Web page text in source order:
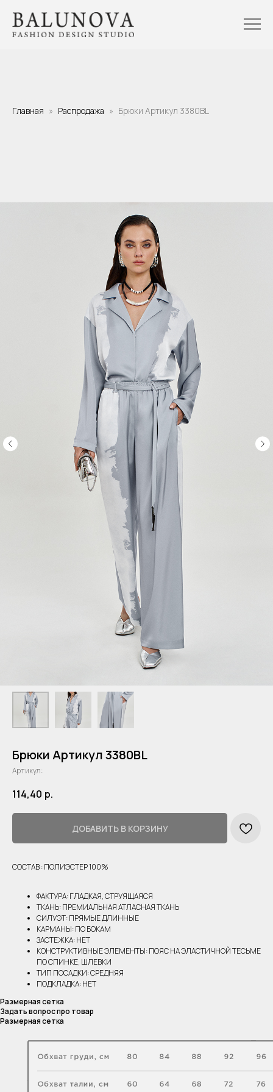
Главная Распродажа Брюки Артикул 3380BL
Брюки Артикул 3380BL
Артикул:
114,40 р.
ДОБАВИТЬ В КОРЗИНУ
СОСТАВ : ПОЛИЭСТЕР 100%
ФАКТУРА: ГЛАДКАЯ, СТРУЯЩАЯСЯ
ТКАНЬ: ПРЕМИАЛЬНАЯ АТЛАСНАЯ ТКАНЬ
СИЛУЭТ: ПРЯМЫЕ ДЛИННЫЕ
КАРМАНЫ: ПО БОКАМ
ЗАСТЕЖКА: НЕТ
КОНСТРУКТИВНЫЕ ЭЛЕМЕНТЫ: ПОЯС НА ЭЛАСТИЧНОЙ ТЕСЬМЕ
ПО СПИНКЕ, ШЛЕВКИ
ТИП ПОСАДКИ: СРЕДНЯЯ
ПОДКЛАДКА: НЕТ
Размерная сетка
Задать вопрос про товар
Размерная сетка